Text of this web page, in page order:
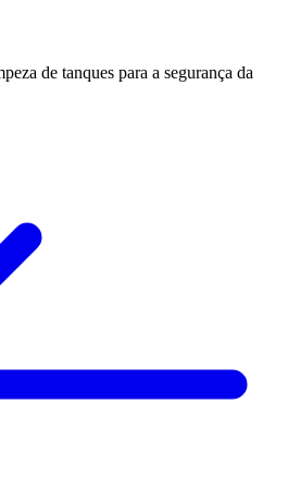
de tanques para a segurança da